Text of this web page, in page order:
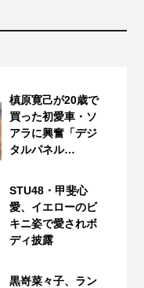
槙原寛己が20歳で
買った初愛車・ソ
アラに興奮「デジ
タルパネル…
STU48・甲斐心
愛、イエローのビ
キニ姿で愛されボ
ディ披露
黒嵜菜々子、ラン